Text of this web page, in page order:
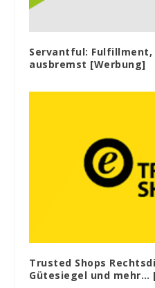
Servantful:
ausbremst [Werbung]
Trusted Shops
Gütesiegel und mehr…